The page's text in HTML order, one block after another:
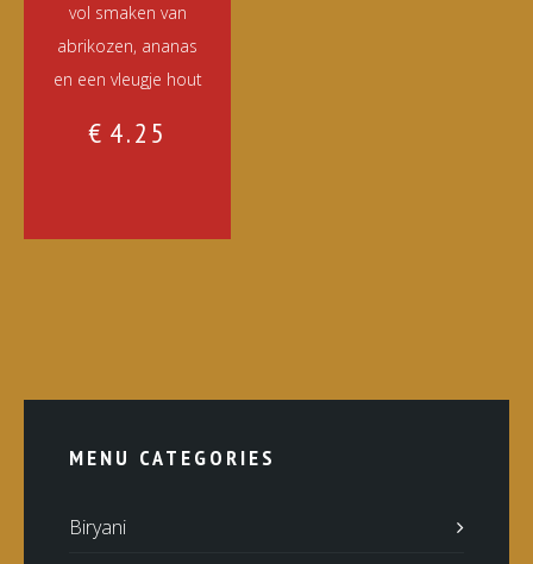
vol smaken van
abrikozen, ananas
en een vleugje hout
€ 4.25
MENU CATEGORIES
Biryani